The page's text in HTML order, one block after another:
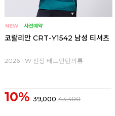
코랄리안 CRT-Y1542 남성 티셔츠
2026 FW 신상 배드민턴의류
10% 39,000 43,400